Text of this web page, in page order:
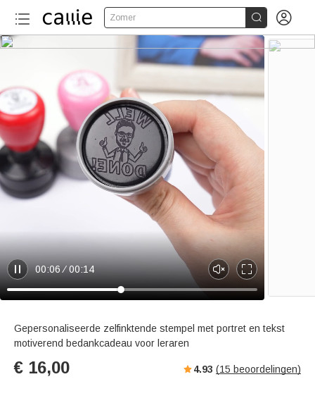
Zomer  
P
a
e
00:06 00:14
U
n
t
E
n
e
u
Gepersonaliseerde zelfinktende stempel met portret en tekst
motiverend bedankcadeau voor leraren
€ 16,00 4.93 (15 beoordelingen)